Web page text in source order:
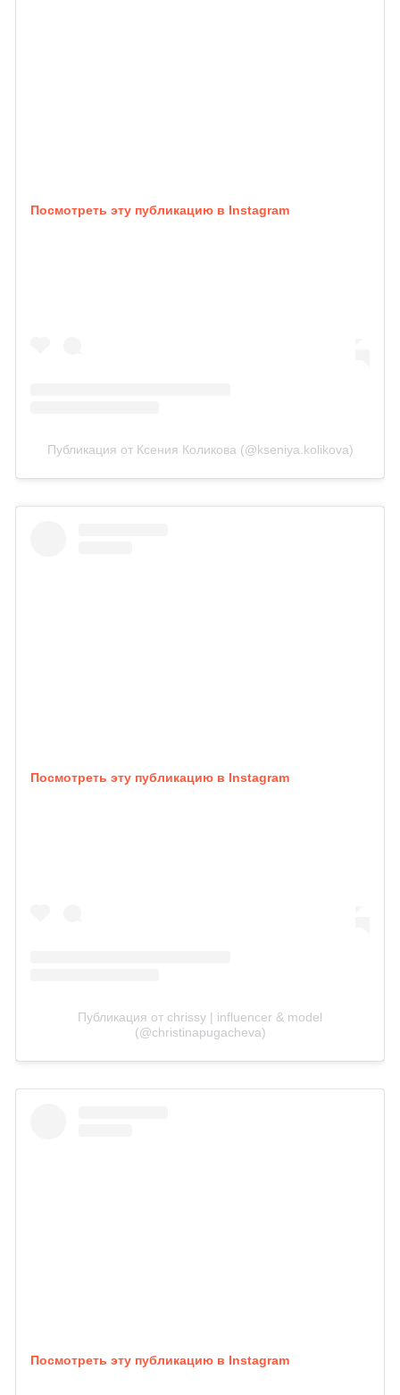
Посмотреть эту публикацию в Instagram
Публикация от Ксения Коликова (@kseniya.kolikova)
Посмотреть эту публикацию в Instagram
Публикация от chrissy | influencer & model
(@christinapugacheva)
Посмотреть эту публикацию в Instagram